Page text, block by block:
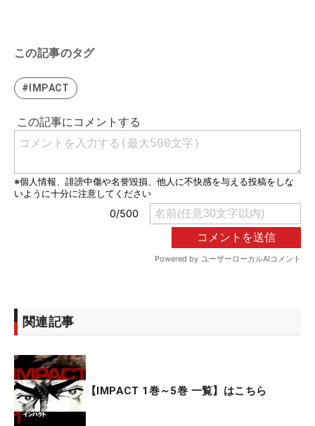
この記事のタグ
#IMPACT
関連記事
【IMPACT 1巻～5巻 一覧】はこちら